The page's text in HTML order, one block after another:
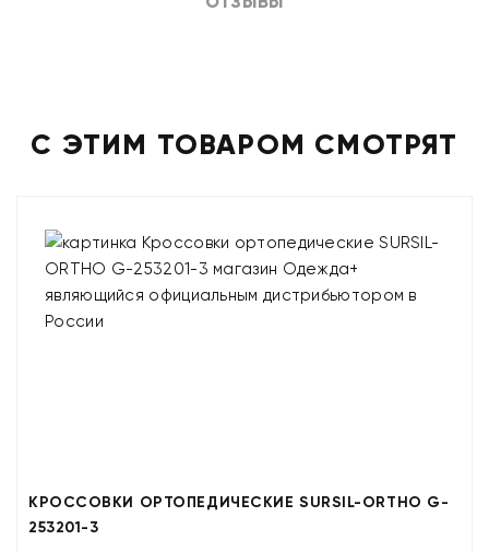
С ЭТИМ ТОВАРОМ СМОТРЯТ
КРОССОВКИ ОРТОПЕДИЧЕСКИЕ SURSIL-ORTHO G-
253201-3